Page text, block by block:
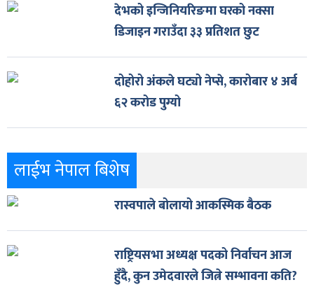
देभको इन्जिनियरिङमा घरको नक्सा
डिजाइन गराउँदा ३३ प्रतिशत छुट
दोहोरो अंकले घट्यो नेप्से, कारोबार ४ अर्ब
६२ करोड पुग्यो
लाईभ नेपाल बिशेष
रास्वपाले बोलायो आकस्मिक बैठक
राष्ट्रियसभा अध्यक्ष पदको निर्वाचन आज
हुँदै, कुन उमेदवारले जित्ने सम्भावना कति?